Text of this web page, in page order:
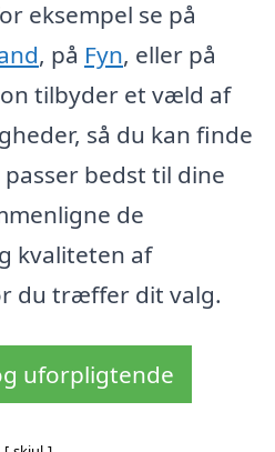
eksempel se på
, på Fyn, eller på
tilbyder et væld af
så du kan finde
bedst til dine
de
kvaliteten af
du træffer dit valg.
uforpligtende